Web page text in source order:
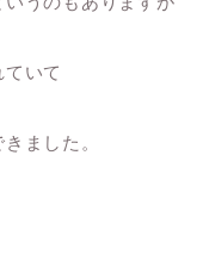
いて
ました。